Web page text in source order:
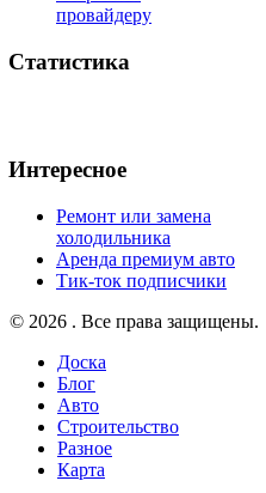
провайдеру
Статистика
Интересное
Ремонт или замена
холодильника
Аренда премиум авто
Тик-ток подписчики
© 2026 . Все права защищены.
Доска
Блог
Авто
Строительство
Разное
Карта